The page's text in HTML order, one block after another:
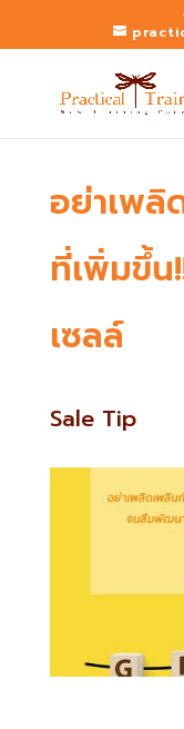
อย่าเพ
ที่เพิ่มขึ้
เซลล์
Sale Tip